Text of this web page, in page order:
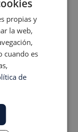
nombre.
sobre la
DNS sobre
en
propias y
la web,
cuando es
de